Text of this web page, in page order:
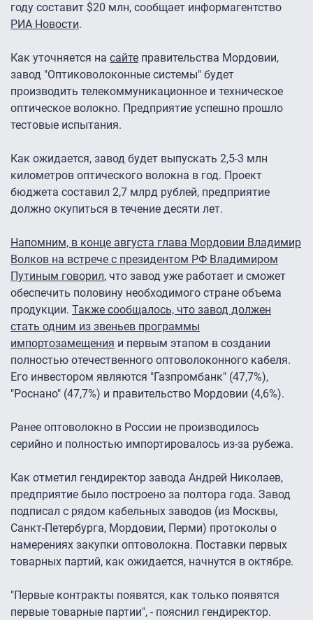
году составит $20 млн, сообщает информагентство
РИА Новости.
Как уточняется на сайте правительства Мордовии,
завод "Оптиковолоконные системы" будет
производить телекоммуникационное и техническое
оптическое волокно. Предприятие успешно прошло
тестовые испытания.
Как ожидается, завод будет выпускать 2,5-3 млн
километров оптического волокна в год. Проект
бюджета составил 2,7 млрд рублей, предприятие
должно окупиться в течение десяти лет.
Напомним, в конце августа глава Мордовии Владимир
Волков на встрече с президентом РФ Владимиром
Путиным говорил, что завод уже работает и сможет
обеспечить половину необходимого стране объема
продукции. Также сообщалось, что завод должен
стать одним из звеньев программы
импортозамещения и первым этапом в создании
полностью отечественного оптоволоконного кабеля.
Его инвестором являются "Газпромбанк" (47,7%),
"Роснано" (47,7%) и правительство Мордовии (4,6%).
Ранее оптоволокно в России не производилось
серийно и полностью импортировалось из-за рубежа.
Как отметил гендиректор завода Андрей Николаев,
предприятие было построено за полтора года. Завод
подписал с рядом кабельных заводов (из Москвы,
Санкт-Петербурга, Мордовии, Перми) протоколы о
намерениях закупки оптоволокна. Поставки первых
товарных партий, как ожидается, начнутся в октябре.
"Первые контракты появятся, как только появятся
первые товарные партии", - пояснил гендиректор.